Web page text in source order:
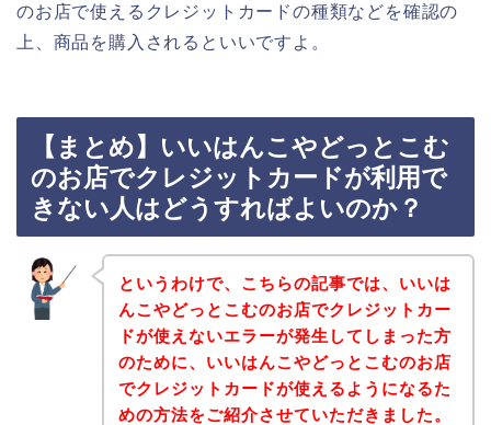
のお店で使えるクレジットカードの種類などを確認の
上、商品を購入されるといいですよ。
【まとめ】いいはんこやどっとこむ
のお店でクレジットカードが利用で
きない人はどうすればよいのか？
というわけで、こちらの記事では、いいは
んこやどっとこむのお店でクレジットカー
ドが使えないエラーが発生してしまった方
のために、いいはんこやどっとこむのお店
でクレジットカードが使えるようになるた
めの方法をご紹介させていただきました。